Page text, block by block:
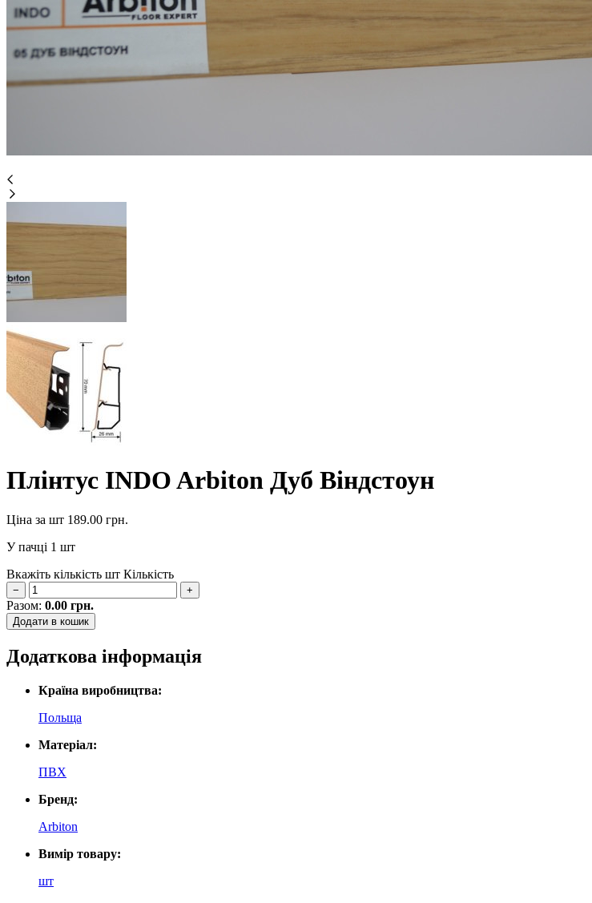
Плінтус INDO Arbiton Дуб Віндстоун
Ціна за шт 189.00 грн.
У пачці 1 шт
Вкажіть кількість шт Кількість
− +
Разом: 0.00 грн.
Додати в кошик
Додаткова інформація
Країна виробництва:
Польща
Матеріал:
ПВХ
Бренд:
Arbiton
Вимір товару:
шт